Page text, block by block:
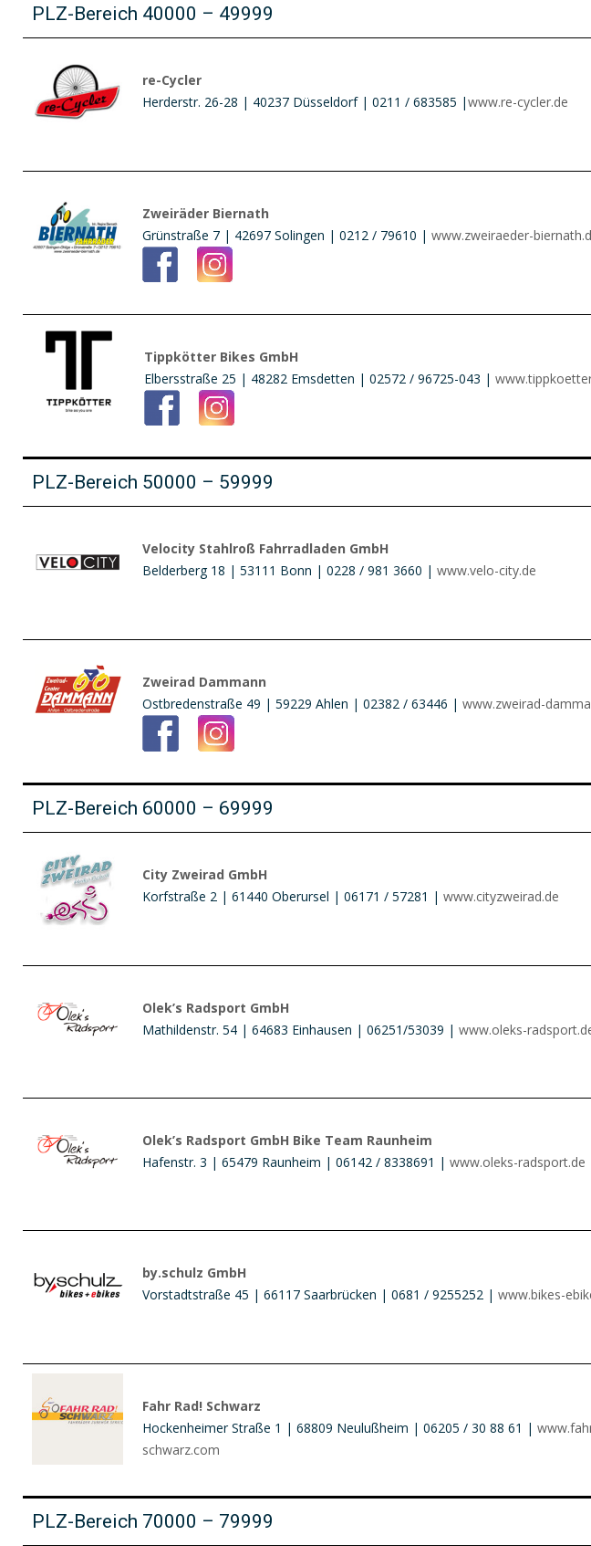
PLZ-Bereich 40000 – 49999
re-Cycler
Herderstr. 26-28 | 40237 Düsseldorf | 0211 / 683585 |www.re-cycler.de
Zweiräder Biernath
Grünstraße 7 | 42697 Solingen | 0212 / 79610 | www.zweiraeder-
Tippkötter Bikes GmbH
Elbersstraße 25 | 48282 Emsdetten | 02572 / 96725-043 |
PLZ-Bereich 50000 – 59999
Velocity Stahlroß Fahrradladen GmbH
Belderberg 18 | 53111 Bonn | 0228 / 981 3660 | www.velo-city.de
Zweirad Dammann
Ostbredenstraße 49 | 59229 Ahlen | 02382 / 63446 | www.zweirad-
PLZ-Bereich 60000 – 69999
City Zweirad GmbH
Korfstraße 2 | 61440 Oberursel | 06171 / 57281 | www.cityzweirad.de
Olek’s Radsport GmbH
Mathildenstr. 54 | 64683 Einhausen | 06251/53039 | www.oleks-
Olek’s Radsport GmbH Bike Team Raunheim
Hafenstr. 3 | 65479 Raunheim | 06142 / 8338691 | www.oleks-radsport.de
by.schulz GmbH
Vorstadtstraße 45 | 66117 Saarbrücken | 0681 / 9255252 | www.bikes-
Fahr Rad! Schwarz
Hockenheimer Straße 1 | 68809 Neulußheim | 06205 / 30 88 61 |
schwarz.com
PLZ-Bereich 70000 – 79999